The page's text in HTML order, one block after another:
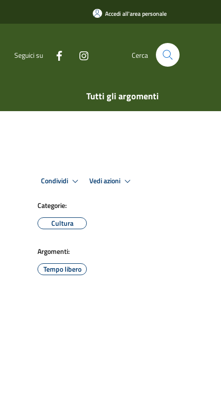
Accedi all'area personale
Seguici su Cerca
Tutti gli argomenti
Condividi Vedi azioni
Categorie:
Cultura
Argomenti:
Tempo libero